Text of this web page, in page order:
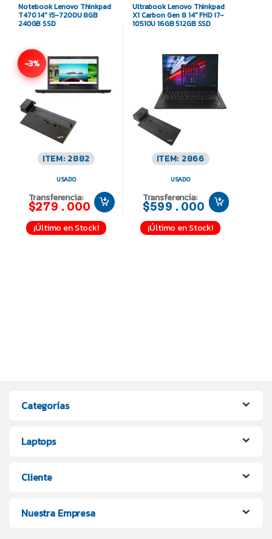
Notebook Lenovo Thinkpad
T470 14″ i5-7200U 8GB
240GB SSD
-3%
ITEM: 2882
USADO
Transferencia:
$279.000
¡Último en Stock!
Ultrabook Lenovo Thinkpad
X1 Carbon Gen 8 14″ FHD i7-
10510U 16GB 512GB SSD
ITEM: 2866
USADO
Transferencia:
$599.000
¡Último en Stock!
Categorías
Laptops
Cliente
Nuestra Empresa